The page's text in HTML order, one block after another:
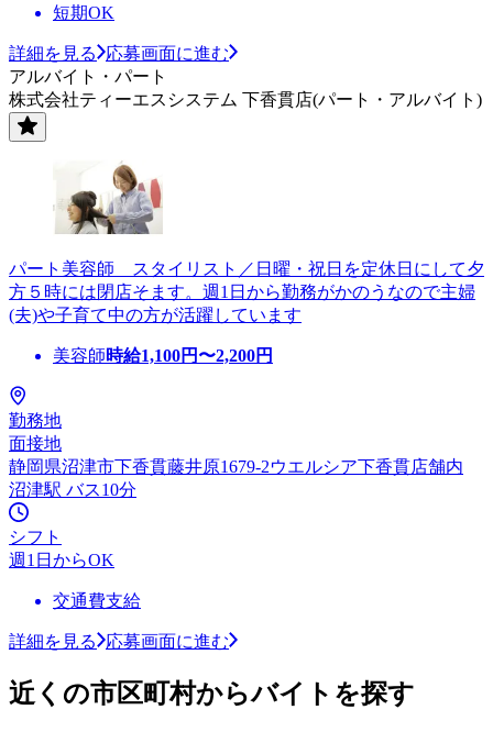
短期OK
詳細を見る
応募画面に進む
アルバイト・パート
株式会社ティーエスシステム 下香貫店(パート・アルバイト)
パート美容師 スタイリスト／日曜・祝日を定休日にして夕
方５時には閉店そます。週1日から勤務がかのうなので主婦
(夫)や子育て中の方が活躍しています
美容師時給1,100円〜2,200円
勤務地
面接地
静岡県沼津市下香貫藤井原1679-2ウエルシア下香貫店舗内
沼津駅 バス10分
シフト
週1日からOK
交通費支給
詳細を見る 応募画面に進む
近くの市区町村からバイトを探す